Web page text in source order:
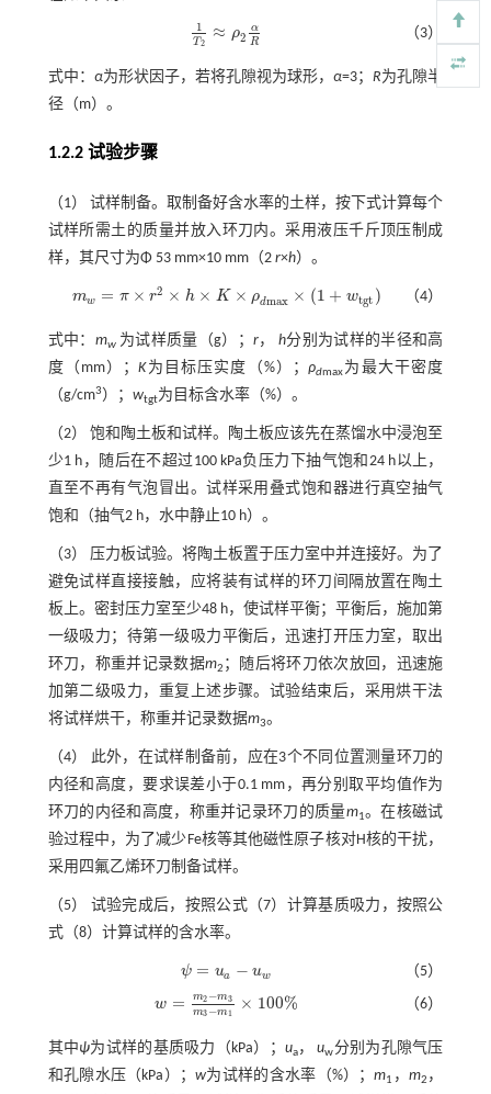
1
T2
≈ ρ2
α
R
1T2 ≈ρ 2αR （3）
式中： α为形状因子，若将孔隙视为球形，α=3；R为孔隙半
径（m）。
1.2.2 试验步骤
（1） 试样制备。取制备好含水率的土样，按下式计算每个
试样所需土的质量并放入环刀内。采用液压千斤顶压制成
样，其尺寸为Φ 53 mm×10 mm（2 r×h）。
mw = π × r2 × h × K × ρdmax × (1 + wtgt )
mw=π× r2 ×h ×K ×ρdm ax ×(1 +w tgt) （4）
式中： mw为试样质量（g）； r， h分别为试样的半径和高
度（mm）；K为目标压实度（%）；ρdmax为最大干密度
（g/cm3）； wtgt为目标含水率（%）。
（2） 饱和陶土板和试样。陶土板应该先在蒸馏水中浸泡至
少1 h，随后在不超过100 kPa负压力下抽气饱和24 h以上，
直至不再有气泡冒出。试样采用叠式饱和器进行真空抽气
饱和（抽气2 h，水中静止10 h）。
（3） 压力板试验。将陶土板置于压力室中并连接好。为了
避免试样直接接触，应将装有试样的环刀间隔放置在陶土
板上。密封压力室至少48 h，使试样平衡；平衡后，施加第
一级吸力；待第一级吸力平衡后，迅速打开压力室，取出
环刀，称重并记录数据m2 ；随后将环刀依次放回，迅速施
加第二级吸力，重复上述步骤。试验结束后，采用烘干法
将试样烘干，称重并记录数据m3。
（4） 此外，在试样制备前，应在3个不同位置测量环刀的
内径和高度，要求误差小于0.1 mm，再分别取平均值作为
环刀的内径和高度，称重并记录环刀的质量m1。在核磁试
验过程中，为了减少Fe核等其他磁性原子核对H核的干扰，
采用四氟乙烯环刀制备试样。
（5） 试验完成后，按照公式（7） 计算基质吸力，按照公
式（8） 计算试样的含水率。
ψ = ua − uw
ψ=ua -uw （5）
w = m2 −m3
m3 −m1
× 100%
w=m 2-m3m3 m 1×100% （6）
其中ψ为试样的基质吸力（kPa）； ua，uw分别为孔隙气压
和孔隙水压（kPa）；w为试样的含水率（%）；m1 ，m2 ，